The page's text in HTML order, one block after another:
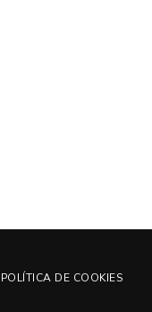
POLÍTICA DE COOKIES